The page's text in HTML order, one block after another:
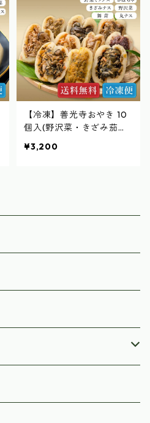
【冷凍】善光寺おやき 10
個入(野沢菜・きざみ茄子
ゃ・きのこミックス・野菜
¥3,200